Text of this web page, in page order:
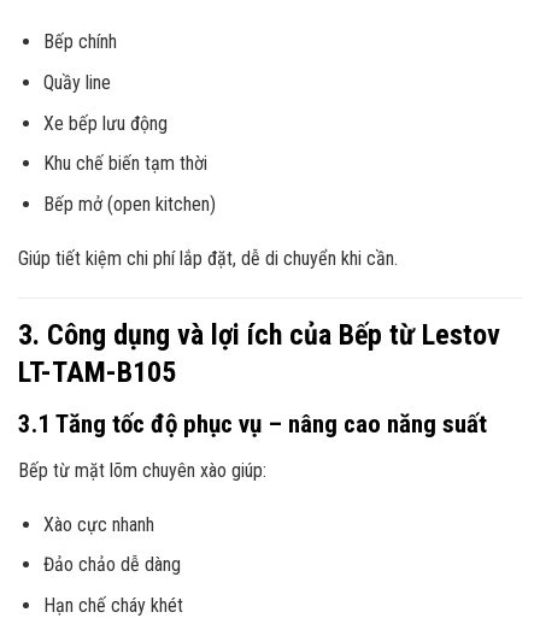
Bếp chính
Quầy line
Xe bếp lưu động
Khu chế biến tạm thời
Bếp mở (open kitchen)
Giúp tiết kiệm chi phí lắp đặt, dễ di chuyển khi cần.
3. Công dụng và lợi ích của Bếp từ Lestov
LT-TAM-B105
3.1 Tăng tốc độ phục vụ – nâng cao năng suất
Bếp từ mặt lõm chuyên xào giúp:
Xào cực nhanh
Đảo chảo dễ dàng
Hạn chế cháy khét